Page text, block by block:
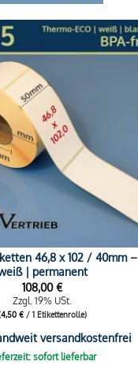
46,8 x 102 / 40mm –
| permanent
108,00€
Zzgl. 19% USt.
4,50 €/ 1 Etikettenrolle)
versandkostenfrei
sofort lieferbar